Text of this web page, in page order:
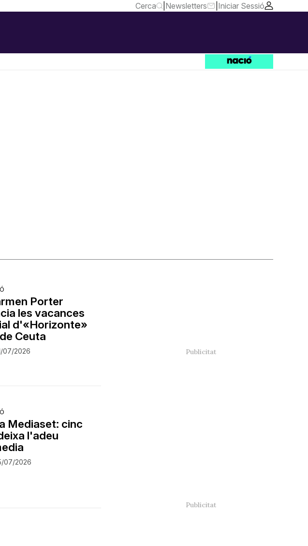
Cerca Newsletters Iniciar Sessió
Porter
les vacances
d'«Horizonte»
Ceuta
07/2026
Mediaset: cinc
l'adeu
07/2026